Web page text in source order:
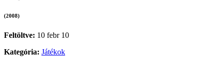
(2008)
Feltöltve: 10 febr 10
Kategória: Játékok